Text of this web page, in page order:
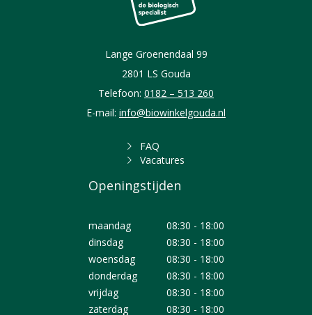
Lange Groenendaal 99
2801 LS Gouda
Telefoon: 0182 – 513 260
E-mail: info@biowinkelgouda.nl
FAQ
Vacatures
Openingstijden
maandag
08:30 - 18:00
dinsdag
08:30 - 18:00
woensdag
08:30 - 18:00
donderdag
08:30 - 18:00
vrijdag
08:30 - 18:00
zaterdag
08:30 - 18:00